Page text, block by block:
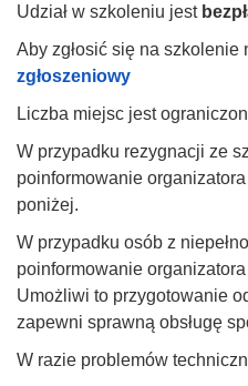
Udział w szkoleniu jest
Aby zgłosić się na szkolenie
zgłoszeniowy
Liczba miejsc jest
W przypadku rezygnacji ze
poinformowanie
poniżej.
W przypadku osób z
poinformowanie
Umożliwi to przygotowanie
zapewni sprawną obsługę
W razie problemów